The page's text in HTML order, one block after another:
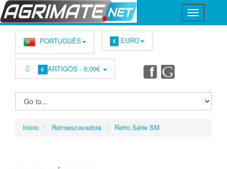
PORTUGUÊS € EURO
0 ARTIGOS -0,00€
Inicio Retroescavadora Retro Série SM